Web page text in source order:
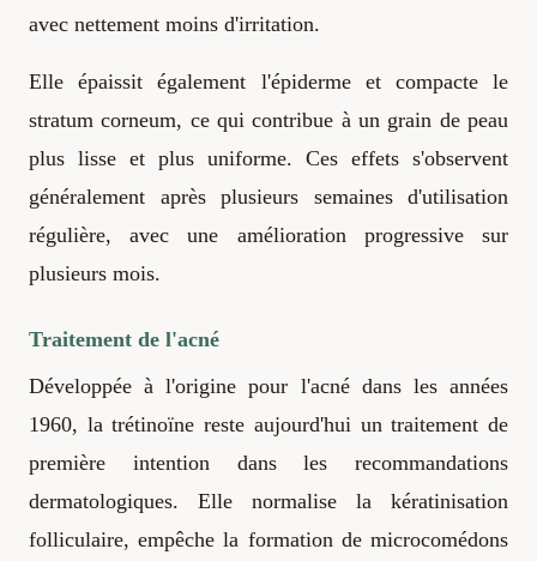
avec nettement moins d'irritation.
Elle épaissit également l'épiderme et compacte le
stratum corneum, ce qui contribue à un grain de peau
plus lisse et plus uniforme. Ces effets s'observent
généralement après plusieurs semaines d'utilisation
régulière, avec une amélioration progressive sur
plusieurs mois.
Traitement de l'acné
Développée à l'origine pour l'acné dans les années
1960, la trétinoïne reste aujourd'hui un traitement de
première intention dans les recommandations
dermatologiques. Elle normalise la kératinisation
folliculaire, empêche la formation de microcomédons